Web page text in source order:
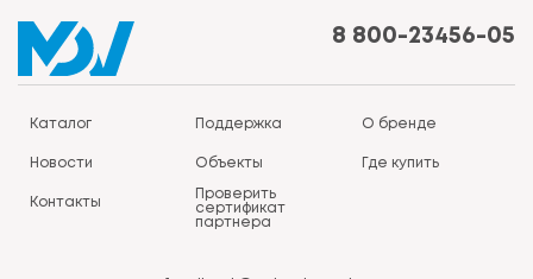
8 800-23456-05
Каталог Поддержка О бренде
Новости Объекты Где купить
Контакты
Проверить
сертификат
партнера